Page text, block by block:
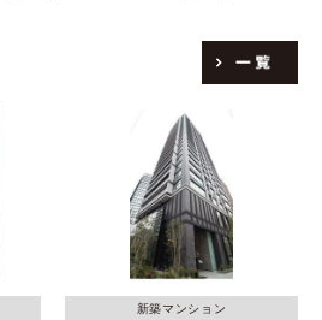
新築マンション